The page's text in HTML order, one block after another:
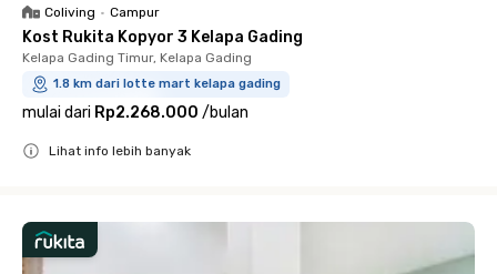
Coliving • Campur
Kost Rukita Kopyor 3 Kelapa Gading
Kelapa Gading Timur, Kelapa Gading
1.8 km dari lotte mart kelapa gading
mulai dari Rp2.268.000 /bulan
Lihat info lebih banyak